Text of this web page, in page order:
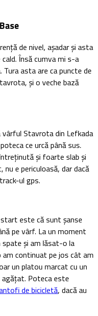
de nivel, așadar și asta
Însă cumva mi s-a
asta are ca puncte de
și o veche bază
Stavrota din Lefkada
ce urcă până sus.
și foarte slab și
e periculoasă, dar dacă
ul gps.
este că sunt șanse
pe vârf. La un moment
și am lăsat-o la
am continuat pe jos cât am
un platou marcat cu un
agățat. Poteca este
de bicicletă, dacă au